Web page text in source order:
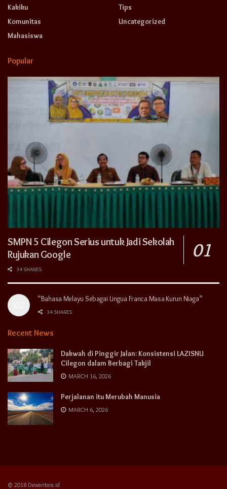
Kakiku
Komunitas
Mahasiswa
Tips
Uncategorized
Popular
SMPN 5 Cilegon Serius untuk Jadi Sekolah
Rujukan Google
34 SHARES
“Bahasa Melayu Sebagai Lingua Franca Masa Kurun Niaga”
34 SHARES
Recent News
Dakwah di Pinggir Jalan: Konsistensi LAZISNU
Cilegon dalam Berbagi Takjil
MARCH 16, 2026
Perjalanan itu Merubah Manusia
MARCH 6, 2026
© 2018 Dewantara.id